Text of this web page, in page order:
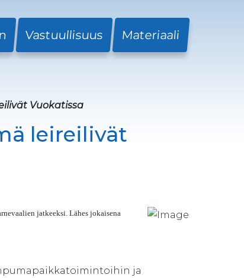
Vastuullisuus Materiaali
Vuokatissa
leireilivät
jatkeeksi. Lähes jokaisena
ja